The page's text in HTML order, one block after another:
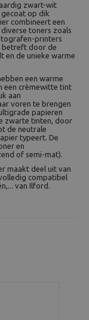
zwart-wit
op dik
combineert een
toners zoals
printers
betreft door de
en de unieke warme
een warme
een crèmewitte tint
aan
voren te brengen
papieren
zwarte tinten, door
de neutrale
typeert. De
en
of semi-mat).
maakt deel uit van
compatibel
van Ilford.